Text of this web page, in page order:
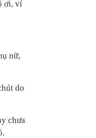
ơi, ví
nữ,
do
chưa